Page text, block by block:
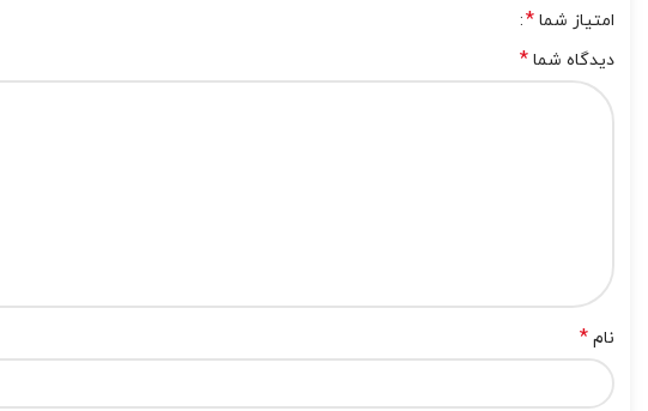
امتیاز شما *
دیدگاه شما *
نام *